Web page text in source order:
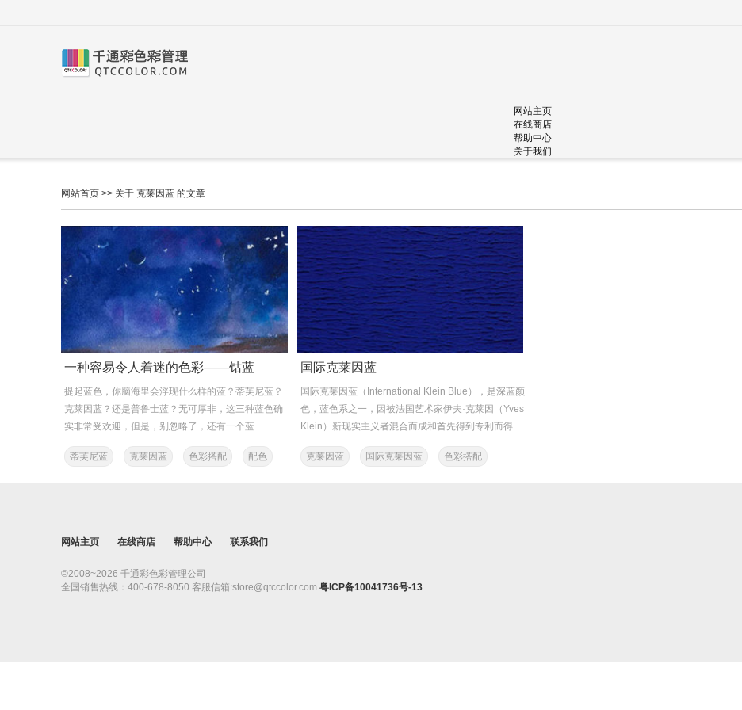
网站主页
在线商店
帮助中心
关于我们
网站首页 >> 关于 克莱因蓝 的文章
一种容易令人着迷的色彩——钴蓝
提起蓝色，你脑海里会浮现什么样的蓝？蒂芙尼蓝？
克莱因蓝？还是普鲁士蓝？无可厚非，这三种蓝色确
实非常受欢迎，但是，别忽略了，还有一个蓝...
蒂芙尼蓝 克莱因蓝 色彩搭配
配色
国际克莱因蓝
国际克莱因蓝（International Klein Blue），是深蓝颜
色，蓝色系之一，因被法国艺术家伊夫·克莱因（Yves
Klein）新现实主义者混合而成和首先得到专利而得...
克莱因蓝 国际克莱因蓝 色彩搭配
网站主页 在线商店 帮助中心 联系我们
©2008~2026 千通彩色彩管理公司
全国销售热线：400-678-8050 客服信箱:store@qtccolor.com 粤ICP备10041736号-13